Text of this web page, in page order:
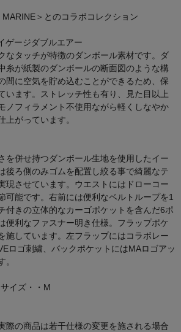
＞とのコラボコレクション
ゲージダブルエアー
なタッチが特徴のダンボール素材です。ダ
糸が紙製のダンボールの断面図のような構
間に空気を貯め込むことができるため、保
います。ストレッチ性も有り、見た目以上
ノフィラメント不使用ながら軽くしなやか
上がっています。
を併せ持つダンボール生地を使用したイー
後ろ側のみゴムを配置し絞る事で綺麗なテ
現させています。ウエストにはドローコー
可能です。右前には便利なベルトループを1
付きの立体的なカーゴポケットを含んだ6ポ
便利なファスナー明き仕様。フラップポケ
施しています。左フラップにはコラボレー
ロゴ刺繍、バックポケットにはMAロゴアッ
。
イズ・・M
際の商品は若干仕様の変更を施される場合